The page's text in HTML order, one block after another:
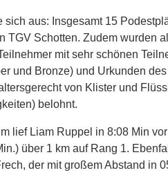
sich aus: Insgesamt 15
TGV Schotten. Zudem wurden
mit sehr schönen
und Bronze) und Urkunden
von Klister und
belohnt.
lief Liam Ruppel in 8:08 Min
über 1 km auf Rang 1.
der mit großem Abstand in